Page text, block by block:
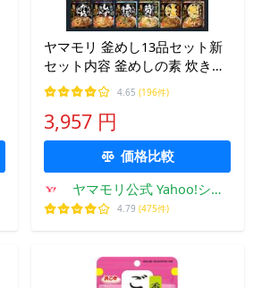
ヤマモリ 釜めし13品セット新
セット内容 釜めしの素 炊き込
みご飯 炊き込みご飯の素 釜飯
の素 釜飯 3合 2合 レトルト 詰
め合わせ 爆買
4.65 (196件)
3,957 円
価格比較
ヤマモリ公式 Yahoo!ショ
ッピング店
4.79 (475件)